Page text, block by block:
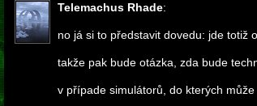
Telemachus Rhade:
no já si to představit dovedu: jde totiž
takže pak bude otázka, zda bude
v případe simulátorů, do kterých